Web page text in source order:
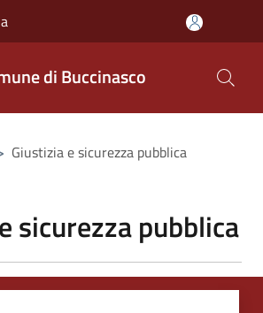
di Buccinasco
Giustizia e sicurezza pubblica
sicurezza pubblica